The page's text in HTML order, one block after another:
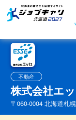
不動産
株式会社エ
〒060-0004 北海道札